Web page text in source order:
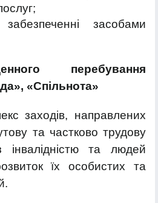
засобами
перебування
«Спільнота»
заходів, направлених
та частково трудову
інвалідністю та людей
їх особистих та